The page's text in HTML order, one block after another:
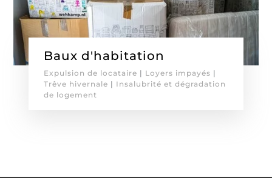
Baux d'habitation
Expulsion de locataire | Loyers impayés |
Trêve hivernale | Insalubrité et dégradation
de logement